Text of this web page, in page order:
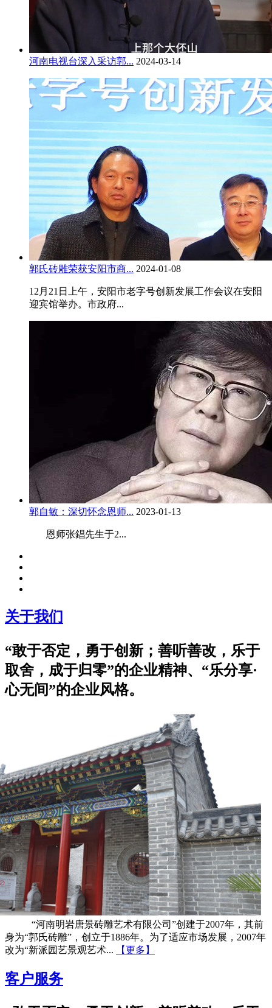
河南电视台深入采访郭... 2024-03-14
郭氏砖雕荣获安阳市商... 2024-01-08
12月21日上午，安阳市老字号创新发展工作会议在安阳
迎宾馆举办。市政府...
郭自敏：深切怀念恩师... 2023-01-13
恩师张錩先生于2...
关于我们
“敢于否定，勇于创新；善听善改，乐于
取舍，成于归零”的企业精神、“乐分享·
心无间”的企业风格。
“河南明岩唐景砖雕艺术有限公司”创建于2007年，其前
身为“郭氏砖雕”，创立于1886年。为了适应市场发展，2007年
改为“新派园艺景观艺术...
【更多】
客户服务